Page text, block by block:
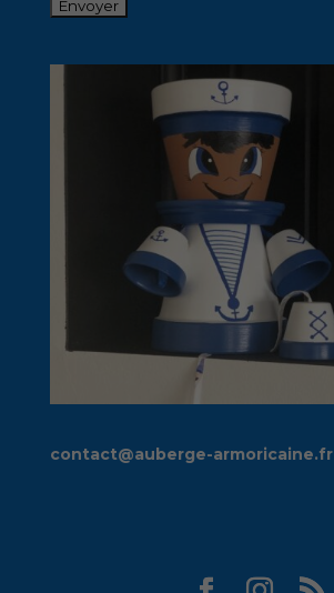
contact@auberge-armoricaine.fr